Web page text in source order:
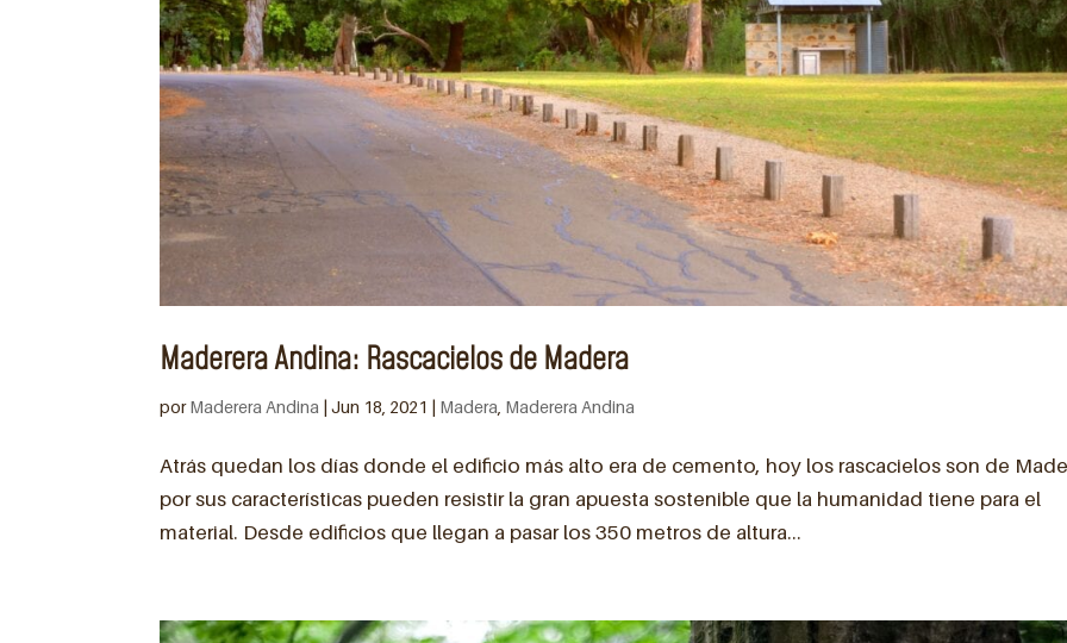
Maderera Andina: Rascacielos de Madera
porMaderera Andina |Jun 18, 2021 | Madera Maderera Andina
Atrás quedan los días donde el edificio más alto era de cemento, hoy los rascacielos son de
por sus características pueden resistir la gran apuesta sostenible que la humanidad tiene para el
material. Desde edificios que llegan a pasar los 350 metros de altura...